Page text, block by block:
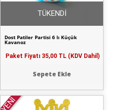
Dost Patiler Partisi 6 lı Küçük
Kavanoz
Paket Fiyatı 35,00 TL (KDV Dahil)
Sepete Ekle
TÜKENDİ
YENİ